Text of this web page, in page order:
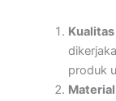
produk